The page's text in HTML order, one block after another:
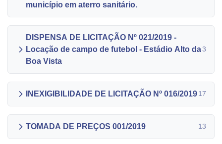
município em aterro sanitário.
DISPENSA DE LICITAÇÃO Nº 021/2019 -
Locação de campo de futebol - Estádio Alto da
Boa Vista
3
INEXIGIBILIDADE DE LICITAÇÃO Nº 016/2019 17
TOMADA DE PREÇOS 001/2019 13